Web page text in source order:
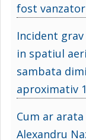
fost
Incident
in spatiul
sambata
aproximativ
Cum ar
Alexandru